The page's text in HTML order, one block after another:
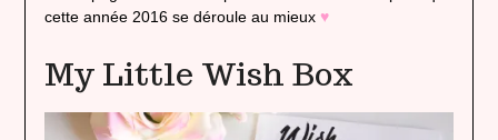
cette année 2016 se déroule au mieux ♥
My Little Wish Box